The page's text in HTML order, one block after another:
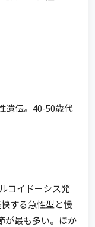
遺伝。40-50歳代
コイドーシス発
する急性型と慢
が最も多い。ほか